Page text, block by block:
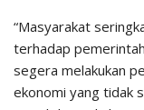
“Masyarakat
terhadap
segera melakukan
ekonomi yang tidak